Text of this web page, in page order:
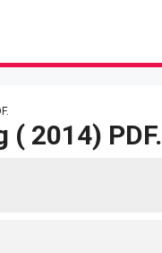
( 2014) PDF.